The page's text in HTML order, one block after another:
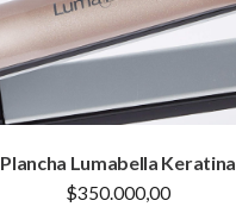
Plancha Lumabella Keratina
$350.000,00